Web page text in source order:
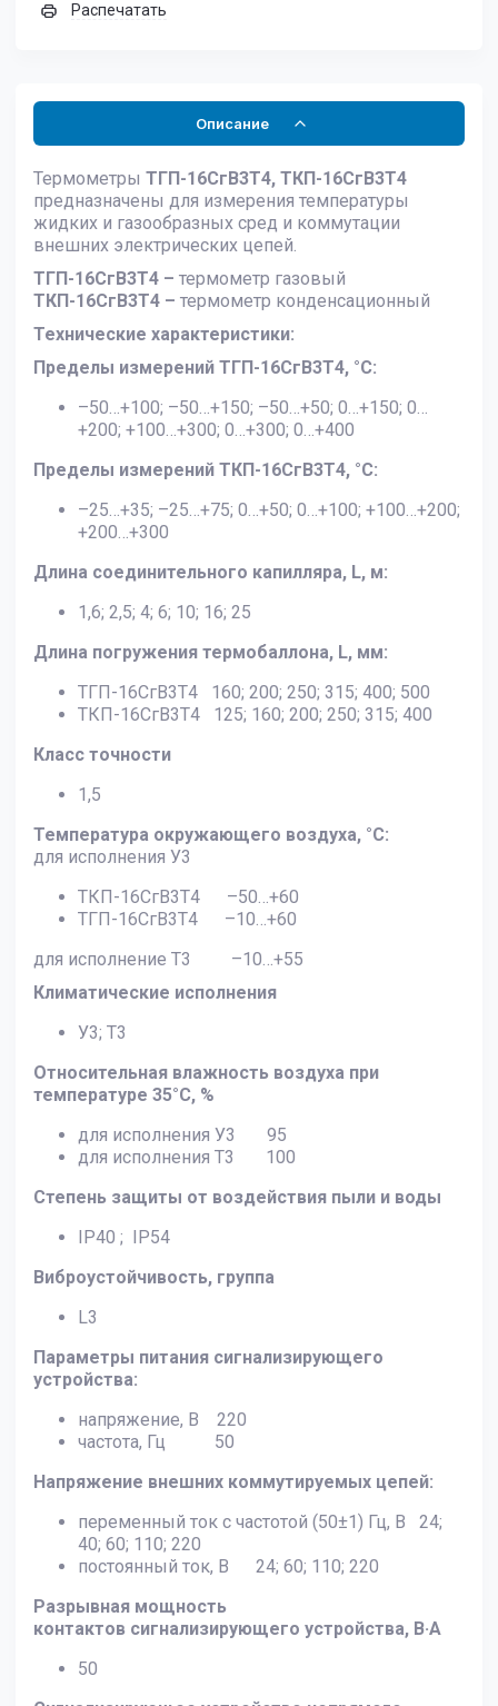
Распечатать
Описание
Термометры ТГП-16СгВ3Т4, ТКП-16СгВ3Т4
предназначены для измерения температуры
жидких и газообразных сред и коммутации
внешних электрических цепей.
ТГП-16СгВ3Т4 – термометр газовый
ТКП-16СгВ3Т4 – термометр конденсационный
Технические характеристики:
Пределы измерений ТГП-16СгВ3Т4, °С:
–50…+100; –50…+150; –50…+50; 0…+150; 0…
+200; +100…+300; 0…+300; 0…+400
Пределы измерений ТКП-16СгВ3Т4, °С:
–25…+35; –25…+75; 0…+50; 0…+100; +100…+200;
+200…+300
Длина соединительного капилляра, L, м:
1,6; 2,5; 4; 6; 10; 16; 25
Длина погружения термобаллона, L, мм:
ТГП-16СгВ3Т4 160; 200; 250; 315; 400; 500
ТКП-16СгВ3Т4 125; 160; 200; 250; 315; 400
Класс точности
1,5
Температура окружающего воздуха, °С:
для исполнения У3
ТКП-16СгВ3Т4 –50…+60
ТГП-16СгВ3Т4 –10…+60
для исполнение Т3 –10…+55
Климатические исполнения
У3; Т3
Относительная влажность воздуха при
температуре 35°С, %
для исполнения У3 95
для исполнения Т3 100
Степень защиты от воздействия пыли и воды
IP40 ; IP54
Виброустойчивость, группа
L3
Параметры питания сигнализирующего
устройства:
напряжение, В 220
частота, Гц 50
Напряжение внешних коммутируемых цепей:
переменный ток с частотой (50±1) Гц, В 24;
40; 60; 110; 220
постоянный ток, В 24; 60; 110; 220
Разрывная мощность
контактов сигнализирующего устройства, В·А
50